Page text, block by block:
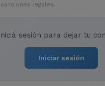
legales.
sesión para dejar tu
Iniciar sesión